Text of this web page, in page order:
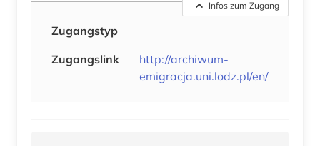
Infos zum Zugang
Zugangstyp
Zugangslink
http://archiwum-
emigracja.uni.lodz.pl/en/